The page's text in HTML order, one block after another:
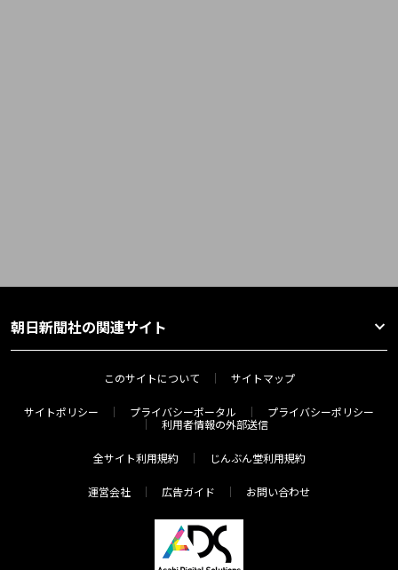
朝日新聞社の関連サイト
このサイトについて サイトマップ
サイトポリシー プライバシーポータル
プライバシーポリシー
利用者情報の外部送信
全サイト利用規約 じんぶん堂利用規約
運営会社 広告ガイド お問い合わせ